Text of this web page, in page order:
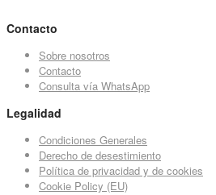
Contacto
Sobre nosotros
Contacto
Consulta vía WhatsApp
Legalidad
Condiciones Generales
Derecho de desestimiento
Política de privacidad y de cookies
Cookie Policy (EU)